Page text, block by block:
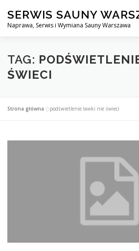
treści
SERWIS SAUNY
Naprawa, Serwis i Wymiana Sauny Warszawa
SERWIS DO SAUNY WARSZAWA
TAG:
ŚWIECI
Strona główna »podświetlenie ławki nie świeci